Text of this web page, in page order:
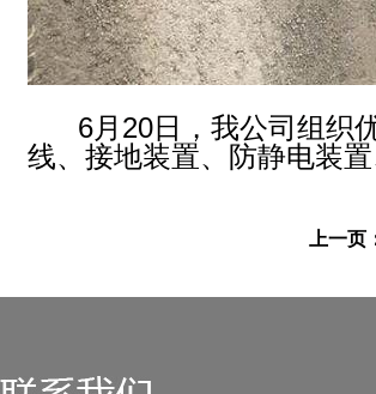
6月20日，我公司组织
线、接地装置、防静电装
上一页